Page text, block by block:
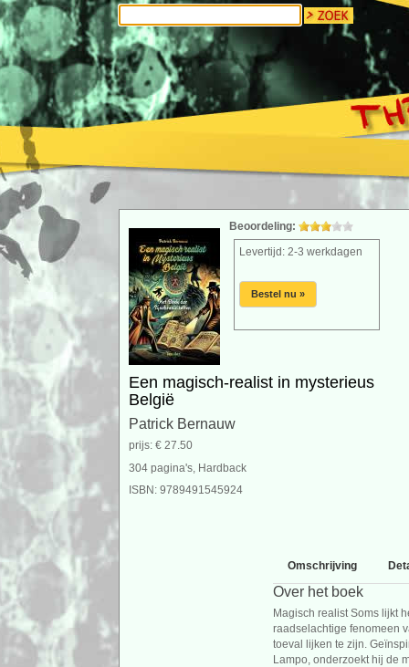
Beoordeling:
Levertijd: 2-3 werkdagen
Bestel nu »
Een magisch-realist in mysterieus
België
Patrick Bernauw
prijs: € 27.50
304 pagina's, Hardback
ISBN: 9789491545924
Omschrijving
Over het boek
Magisch realist Soms lijkt
raadselachtige fenomeen
toeval lijken te zijn.
Lampo, onderzoekt hij de